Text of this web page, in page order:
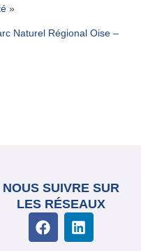
»
Naturel Régional Oise –
NOUS SUIVRE SUR
LES RÉSEAUX